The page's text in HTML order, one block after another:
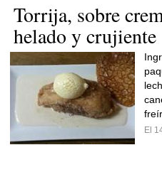
Torrija, sobre
helado y crujiente
freír.
El